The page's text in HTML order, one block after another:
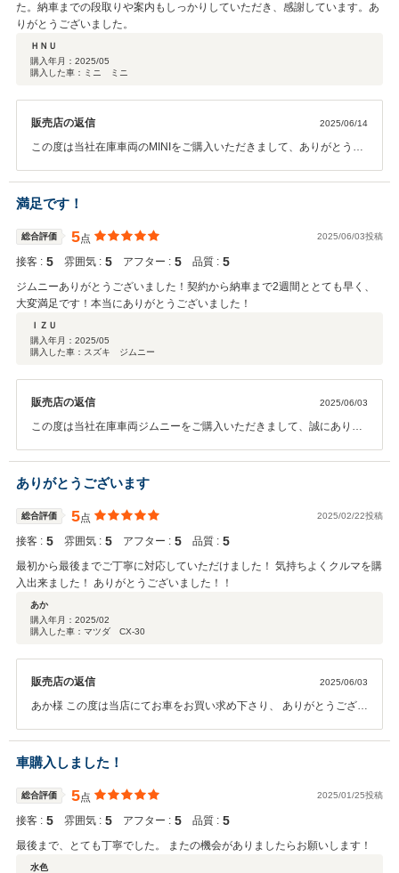
た。納車までの段取りや案内もしっかりしていただき、感謝しています。あ
りがとうございました。
ＨＮＵ
購入年月： 2025/05
購入した車：ミニ ミニ
販売店の返信 2025/06/14
この度は当社在庫車両のMINIをご購入いただきまして、ありがとうご
短でご納車させていただけたので、良かったと思います！今後ともど
うぞよろしくお願いします！
満足です！
総合評価 5点 2025/06/03投稿
接客 : 5 雰囲気 : 5 アフター : 5 品質 : 5
ジムニーありがとうございました！契約から納車まで2週間ととても早く、
大変満足です！本当にありがとうございました！
ＩＺＵ
購入年月： 2025/05
購入した車：スズキ ジムニー
販売店の返信 2025/06/03
この度は当社在庫車両ジムニーをご購入いただきまして、誠にありが
協力いただき、最速でご納車させていただきました！遠方ではござい
ますが、何かございましたらお気軽にご連絡頂ければと思います。こ
の度は、本当にありがとうございました！
ありがとうございます
総合評価 5点 2025/02/22投稿
接客 : 5 雰囲気 : 5 アフター : 5 品質 : 5
最初から最後までご丁寧に対応していただけました！ 気持ちよくクルマを購
入出来ました！ ありがとうございました！！
あか
購入年月： 2025/02
購入した車：マツダ CX-30
販売店の返信 2025/06/03
あか様 この度は当店にてお車をお買い求め下さり、 ありがとうござい
思います。 この度はありがとうございました。
車購入しました！
総合評価 5点 2025/01/25投稿
接客 : 5 雰囲気 : 5 アフター : 5 品質 : 5
最後まで、とても丁寧でした。 またの機会がありましたらお願いします！
水色